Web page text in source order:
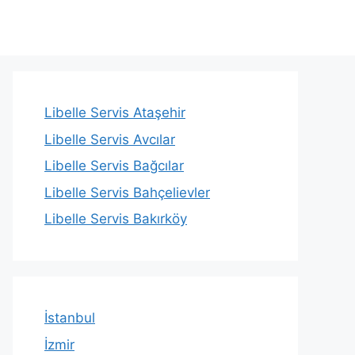
Libelle Servis Ataşehir
Libelle Servis Avcılar
Libelle Servis Bağcılar
Libelle Servis Bahçelievler
Libelle Servis Bakırköy
İstanbul
İzmir